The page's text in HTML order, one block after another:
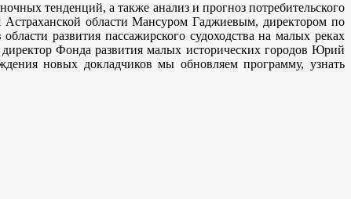
тенденций, а также анализ и прогноз потребительского
Астраханской области Мансуром Гаджиевым, директором по
развития пассажирского судоходства на малых реках
Фонда развития малых исторических городов Юрий
новых докладчиков мы обновляем программу, узнать